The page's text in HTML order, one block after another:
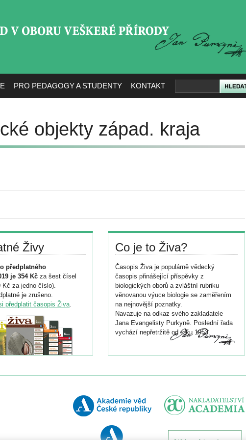
PRO PEDAGOGY A STUDENTY KONTAKT
objekty západ. kraja
Živy
předplatného
je 354 Kč za šest čísel
Kč za jedno číslo).
je zrušeno.
předplatit časopis Živa.
Co je to Živa?
Časopis Živa je populárně vědecký
časopis přinášející příspěvky z
biologických oborů a zvláštní rubriku
věnovanou výuce biologie se zaměřením
na nejnovější poznatky.
Navazuje na odkaz svého zakladatele
Jana Evangelisty Purkyně. Poslední řada
vychází nepřetržitě od roku 1953.